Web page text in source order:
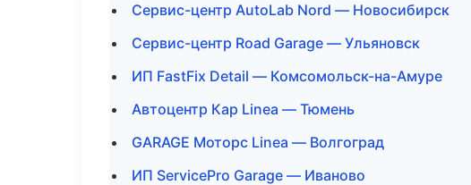
Сервис-центр AutoLab Nord — Новосибирск
Сервис-центр Road Garage — Ульяновск
ИП FastFix Detail — Комсомольск-на-Амуре
Автоцентр Кар Linea — Тюмень
GARAGE Моторс Linea — Волгоград
ИП ServicePro Garage — Иваново